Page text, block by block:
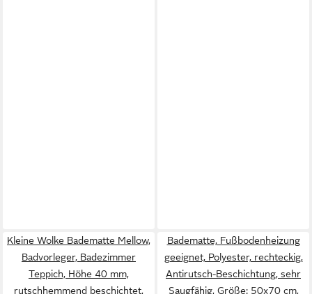
Kleine Wolke Badematte Mellow,
Badvorleger, Badezimmer
Teppich, Höhe 40 mm,
rutschhemmend beschichtet,
Badematte, Fußbodenheizung
geeignet, Polyester, rechteckig,
Antirutsch-Beschichtung, sehr
Saugfähig, Größe: 50x70 cm,